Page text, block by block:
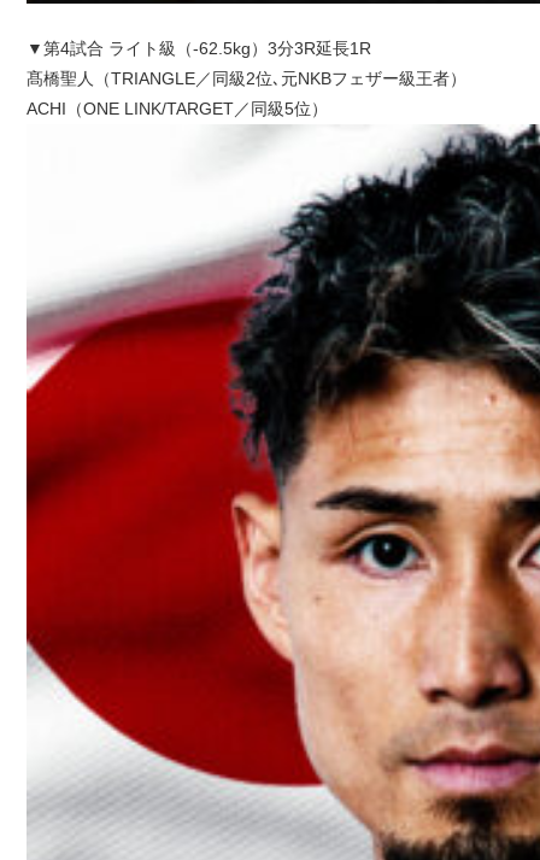
▼第4試合 ライト級（-62.5kg）3分3R延長1R
髙橋聖人（TRIANGLE／同級2位､元NKBフェザー級王者）
ACHI（ONE LINK/TARGET／同級5位）